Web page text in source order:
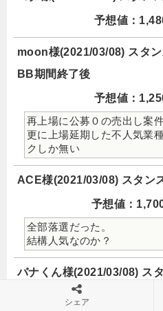
予想値：
moon様(2021/03/08) スタ
BB期間終了後
予想値：
再上場に公募０の売出し案
更に上場延期した不人気業
クしか無い
ACE様(2021/03/08) スタン
予想値：
全部落選だった。
結構人気なのか？
バナくん様(2021/03/08) ス
予想値：
シェア